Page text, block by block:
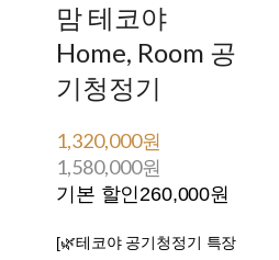
맘 테코야
Home, Room 공
기청정기
1,320,000원
1,580,000원
기본 할인260,000원
[🌿테코야 공기청정기 특장